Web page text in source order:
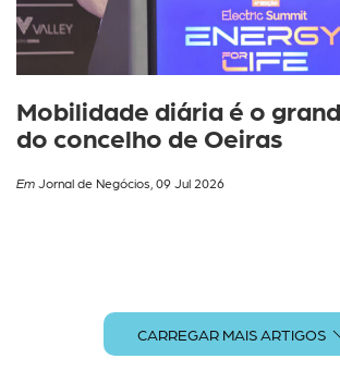
Mobilidade diária é o
do concelho de Oeiras
EmJornal de Negócios, 09 Jul 2026
CARREGAR MAIS ARTIGOS